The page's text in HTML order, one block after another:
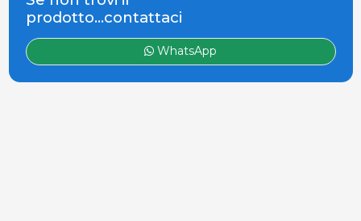
prodotto...contattaci
WhatsApp